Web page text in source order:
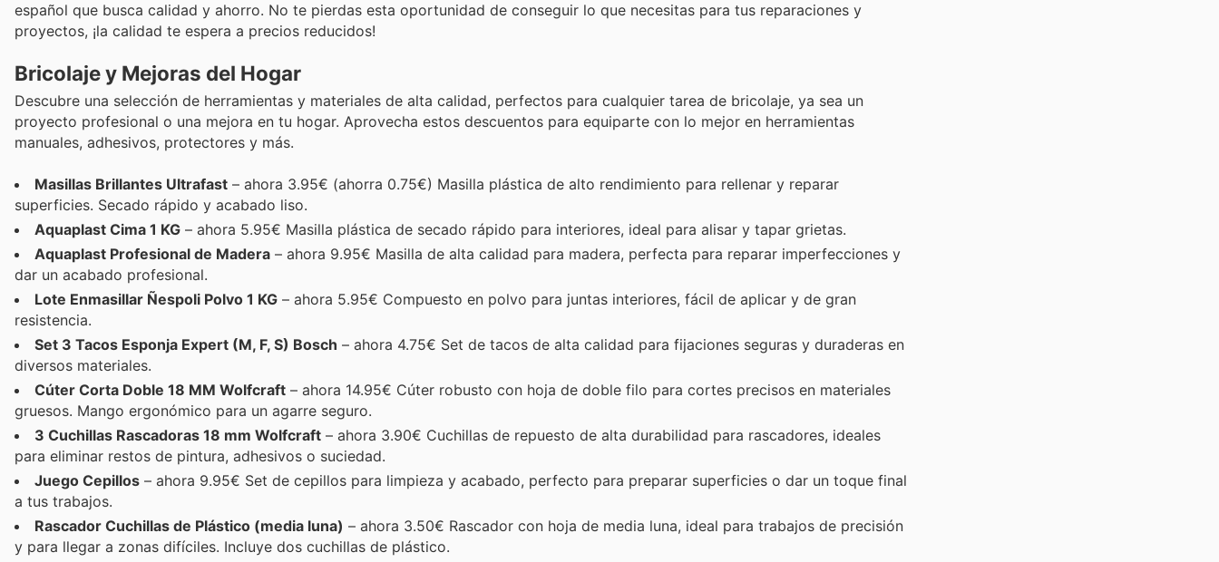
español que busca calidad y ahorro. No te pierdas esta oportunidad de conseguir lo que necesitas para tus reparaciones y
proyectos, ¡la calidad te espera a precios reducidos!
Bricolaje y Mejoras del Hogar
Descubre una selección de herramientas y materiales de alta calidad, perfectos para cualquier tarea de bricolaje, ya sea un
proyecto profesional o una mejora en tu hogar. Aprovecha estos descuentos para equiparte con lo mejor en herramientas
manuales, adhesivos, protectores y más.
Masillas Brillantes Ultrafast – ahora 3.95€ (ahorra 0.75€) Masilla plástica de alto rendimiento para rellenar y reparar
superficies. Secado rápido y acabado liso.
Aquaplast Cima 1 KG – ahora 5.95€ Masilla plástica de secado rápido para interiores, ideal para alisar y tapar grietas.
Aquaplast Profesional de Madera – ahora 9.95€ Masilla de alta calidad para madera, perfecta para reparar imperfecciones y
dar un acabado profesional.
Lote Enmasillar Ñespoli Polvo 1 KG – ahora 5.95€ Compuesto en polvo para juntas interiores, fácil de aplicar y de gran
resistencia.
Set 3 Tacos Esponja Expert (M, F, S) Bosch – ahora 4.75€ Set de tacos de alta calidad para fijaciones seguras y duraderas en
diversos materiales.
Cúter Corta Doble 18 MM Wolfcraft – ahora 14.95€ Cúter robusto con hoja de doble filo para cortes precisos en materiales
gruesos. Mango ergonómico para un agarre seguro.
3 Cuchillas Rascadoras 18 mm Wolfcraft – ahora 3.90€ Cuchillas de repuesto de alta durabilidad para rascadores, ideales
para eliminar restos de pintura, adhesivos o suciedad.
Juego Cepillos – ahora 9.95€ Set de cepillos para limpieza y acabado, perfecto para preparar superficies o dar un toque final
a tus trabajos.
Rascador Cuchillas de Plástico (media luna) – ahora 3.50€ Rascador con hoja de media luna, ideal para trabajos de precisión
y para llegar a zonas difíciles. Incluye dos cuchillas de plástico.